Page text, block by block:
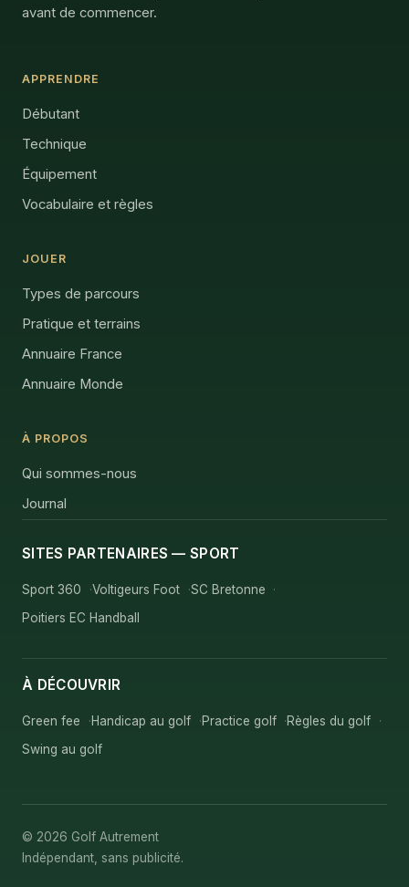
avant de commencer.
APPRENDRE
Débutant
Technique
Équipement
Vocabulaire et règles
JOUER
Types de parcours
Pratique et terrains
Annuaire France
Annuaire Monde
À PROPOS
Qui sommes-nous
Journal
SITES PARTENAIRES — SPORT
Sport 360 Voltigeurs Foot
SC Bretonne
Poitiers EC Handball
À DÉCOUVRIR
Green fee Handicap au golf Practice golf
Règles du golf
Swing au golf
© 2026 Golf Autrement
Indépendant, sans publicité.